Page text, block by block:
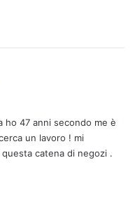
ho 47 anni secondo me è
un lavoro ! mi
catena di negozi .